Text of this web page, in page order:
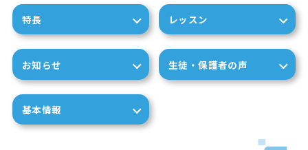
特長 レッスン
お知らせ 生徒・保護者の声
基本情報